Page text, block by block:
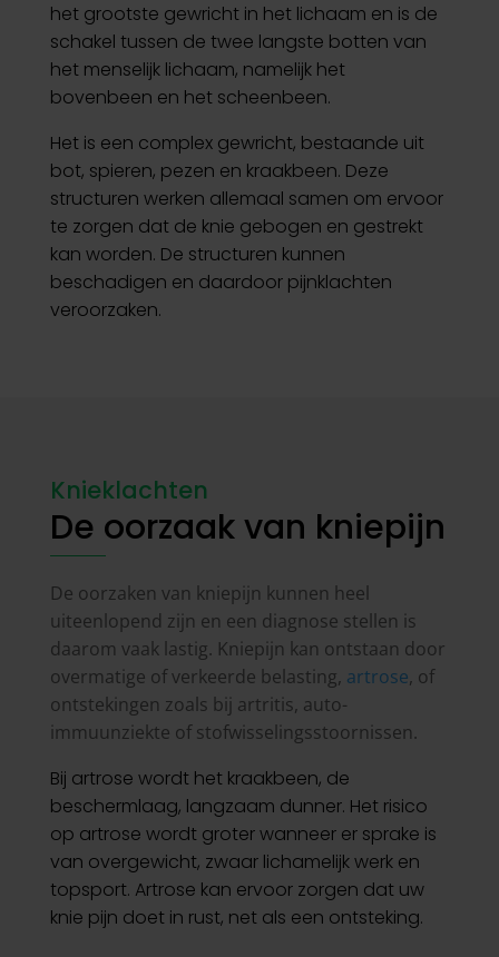
het grootste gewricht in het lichaam en is de
schakel tussen de twee langste botten van
het menselijk lichaam, namelijk het
bovenbeen en het scheenbeen.
Het is een complex gewricht, bestaande uit
bot, spieren, pezen en kraakbeen. Deze
structuren werken allemaal samen om ervoor
te zorgen dat de knie gebogen en gestrekt
kan worden. De structuren kunnen
beschadigen en daardoor pijnklachten
veroorzaken.
Knieklachten
De oorzaak van kniepijn
De oorzaken van kniepijn kunnen heel
uiteenlopend zijn en een diagnose stellen is
daarom vaak lastig. Kniepijn kan ontstaan door
overmatige of verkeerde belasting, artrose, of
ontstekingen zoals bij artritis, auto-
immuunziekte of stofwisselingsstoornissen.
Bij artrose wordt het kraakbeen, de
beschermlaag, langzaam dunner. Het risico
op artrose wordt groter wanneer er sprake is
van overgewicht, zwaar lichamelijk werk en
topsport. Artrose kan ervoor zorgen dat uw
knie pijn doet in rust, net als een ontsteking.